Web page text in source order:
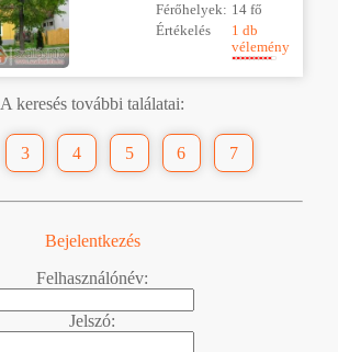
Férőhelyek: 14 fő
Értékelés
1 db
vélemény
A keresés további találatai:
3 4 5 6 7
Bejelentkezés
Felhasználónév:
Jelszó: